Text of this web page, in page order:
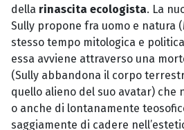
della rinascita ecologista. La
Sully propone fra uomo e natura
stesso tempo mitologica e
essa avviene attraverso una
(Sully abbandona il corpo
quello alieno del suo avatar) che
o anche di lontanamente
saggiamente di cadere